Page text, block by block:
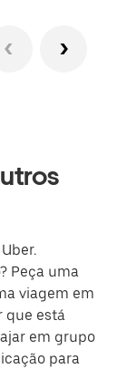
Peça uma
viagem em
que está
em grupo
para